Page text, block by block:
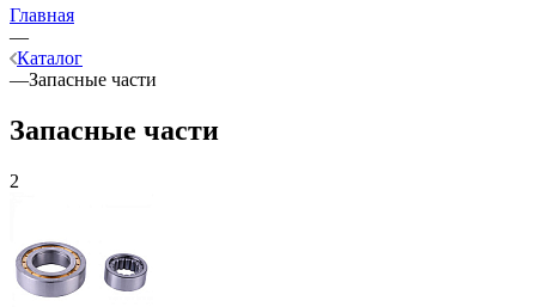
Главная
—
Каталог
—Запасные части
Запасные части
2